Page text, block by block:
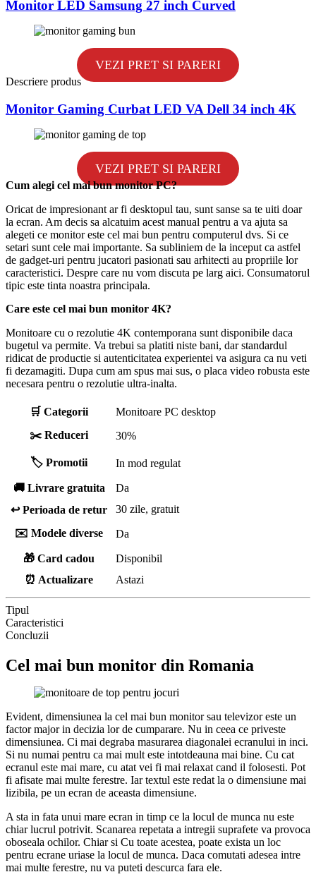
Monitor LED Samsung 27 inch Curved
VEZI PRET SI PARERI
Descriere produs
Monitor Gaming Curbat LED VA Dell 34 inch 4K
VEZI PRET SI PARERI
Cum alegi cel mai bun monitor PC?
Oricat de impresionant ar fi desktopul tau, sunt sanse sa te uiti doar
la ecran. Am decis sa alcatuim acest manual pentru a va ajuta sa
alegeti ce monitor este cel mai bun pentru computerul dvs. Si ce
setari sunt cele mai importante. Sa subliniem de la inceput ca astfel
de gadget-uri pentru jucatori pasionati sau arhitecti au propriile lor
caracteristici. Despre care nu vom discuta pe larg aici. Consumatorul
tipic este tinta noastra principala.
Care este cel mai bun monitor 4K?
Monitoare cu o rezolutie 4K contemporana sunt disponibile daca
bugetul va permite. Va trebui sa platiti niste bani, dar standardul
ridicat de productie si autenticitatea experientei va asigura ca nu veti
fi dezamagiti. Dupa cum am spus mai sus, o placa video robusta este
necesara pentru o rezolutie ultra-inalta.
🛒 Categorii
Monitoare PC desktop
✂️ Reduceri
30%
🏷️ Promotii In mod regulat
🚚 Livrare gratuita
Da
↩️ Perioada de retur
30 zile, gratuit
✉️ Modele diverse
Da
🎁 Card cadou
Disponibil
⏰ Actualizare
Astazi
Tipul
Caracteristici
Concluzii
Cel mai bun monitor din Romania
Evident, dimensiunea la cel mai bun monitor sau televizor este un
factor major in decizia lor de cumparare. Nu in ceea ce priveste
dimensiunea. Ci mai degraba masurarea diagonalei ecranului in inci.
Si nu numai pentru ca mai mult este intotdeauna mai bine. Cu cat
ecranul este mai mare, cu atat vei fi mai relaxat cand il folosesti. Pot
fi afisate mai multe ferestre. Iar textul este redat la o dimensiune mai
lizibila, pe un ecran de aceasta dimensiune.
A sta in fata unui mare ecran in timp ce la locul de munca nu este
chiar lucrul potrivit. Scanarea repetata a intregii suprafete va provoca
oboseala ochilor. Chiar si Cu toate acestea, poate exista un loc
pentru ecrane uriase la locul de munca. Daca comutati adesea intre
mai multe ferestre, nu va puteti descurca fara ele.